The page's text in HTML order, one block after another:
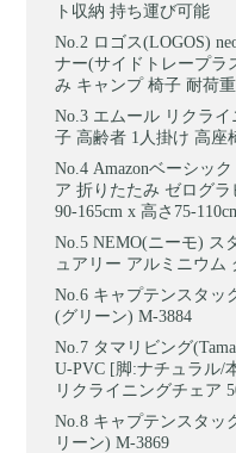
ト収納 持ち運び可能
ロゴス(LOGOS)
ナー(サイドトレープラ
み キャンプ 椅子 耐荷
エムール リクラ
子 高齢者 1人掛け 高座
Amazonベーシッ
ア 折りたたみ ゼログ
90-165cm x 高さ75-
NEMO(ニーモ) ス
ュアリー アルミニウム
キャプテンスタッ
(グリーン) M-3884
タマリビング
U-PVC [脚:ナチュラル/
リクライニングチェア
キャプテンスタッ
リーン) M-3869